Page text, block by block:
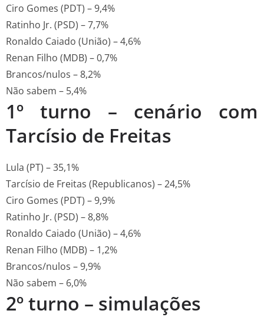
Ciro Gomes (PDT) – 9,4%
Ratinho Jr. (PSD) – 7,7%
Ronaldo Caiado (União) – 4,6%
Renan Filho (MDB) – 0,7%
Brancos/nulos – 8,2%
Não sabem – 5,4%
1º turno – cenário com
Tarcísio de Freitas
Lula (PT) – 35,1%
Tarcísio de Freitas (Republicanos) – 24,5%
Ciro Gomes (PDT) – 9,9%
Ratinho Jr. (PSD) – 8,8%
Ronaldo Caiado (União) – 4,6%
Renan Filho (MDB) – 1,2%
Brancos/nulos – 9,9%
Não sabem – 6,0%
2º turno – simulações